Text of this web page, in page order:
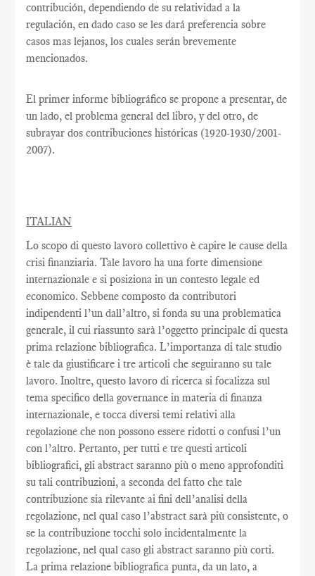
contribución, dependiendo de su relatividad a la
regulación, en dado caso se les dará preferencia sobre
casos mas lejanos, los cuales serán brevemente
mencionados.
El primer informe bibliográfico se propone a presentar, de
un lado, el problema general del libro, y del otro, de
subrayar dos contribuciones históricas (1920-1930/2001-
2007).
ITALIAN
Lo scopo di questo lavoro collettivo è capire le cause della
crisi finanziaria. Tale lavoro ha una forte dimensione
internazionale e si posiziona in un contesto legale ed
economico. Sebbene composto da contributori
indipendenti l’un dall’altro, si fonda su una problematica
generale, il cui riassunto sarà l’oggetto principale di questa
prima relazione bibliografica. L’importanza di tale studio
è tale da giustificare i tre articoli che seguiranno su tale
lavoro. Inoltre, questo lavoro di ricerca si focalizza sul
tema specifico della governance in materia di finanza
internazionale, e tocca diversi temi relativi alla
regolazione che non possono essere ridotti o confusi l’un
con l’altro. Pertanto, per tutti e tre questi articoli
bibliografici, gli abstract saranno più o meno approfonditi
su tali contribuzioni, a seconda del fatto che tale
contribuzione sia rilevante ai fini dell’analisi della
regolazione, nel qual caso l’abstract sarà più consistente, o
se la contribuzione tocchi solo incidentalmente la
regolazione, nel qual caso gli abstract saranno più corti.
La prima relazione bibliografica punta, da un lato, a